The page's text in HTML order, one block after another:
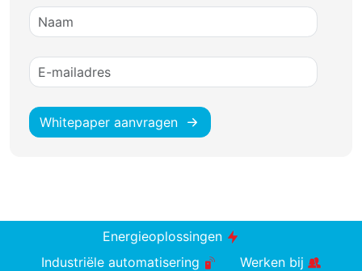
Whitepaper aanvragen
Energieoplossingen
Industriële automatisering
Werken bij